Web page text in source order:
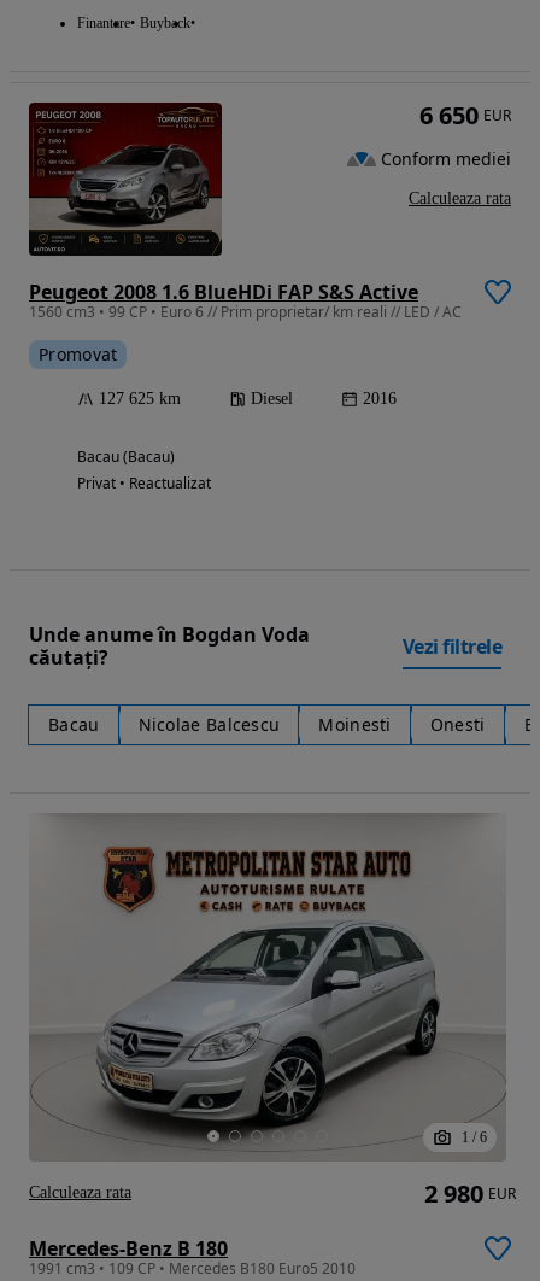
Finantare Buyback
Peugeot 2008 1.6 BlueHDi FAP S&S Active
1560 cm3 • 99 CP • Euro 6 // Prim proprietar/ km reali // LED / AC
Promovat
127 625 km Diesel 2016
Bacau (Bacau)
Privat • Reactualizat
6 650 EUR
Conform mediei
Calculeaza rata
Unde anume în Bogdan Voda
căutați?
Vezi filtrele
Bacau Nicolae Balcescu Moinesti Onesti
1 / 6
Mercedes-Benz B 180
1991 cm3 • 109 CP • Mercedes B180 Euro5 2010
2 980 EUR
Calculeaza rata